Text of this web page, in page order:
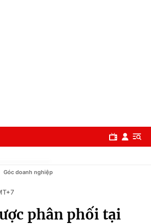
Góc doanh nghiệp
phân phối tại